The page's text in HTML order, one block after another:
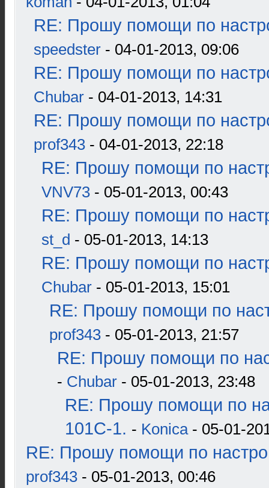
RE: Прошу помощи по
speedster - 04-01-2013, 09:06
RE: Прошу помощи по
Chubar - 04-01-2013, 14:31
RE: Прошу помощи по
prof343 - 04-01-2013, 22:18
RE: Прошу помощи по
VNV73 - 05-01-2013, 00:43
RE: Прошу помощи по
st_d - 05-01-2013, 14:13
RE: Прошу помощи по
Chubar - 05-01-2013, 15:01
RE: Прошу помощи по
prof343 - 05-01-2013, 21:57
RE: Прошу помощи по
- Chubar - 05-01-2013, 23:48
RE: Прошу помощи по
101С-1. - Konica- 05-01-
RE: Прошу помощи по
prof343 - 05-01-2013, 00:46